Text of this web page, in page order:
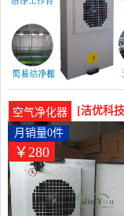
空气净化器
[洁优科
单元百
￥280
月销量0件